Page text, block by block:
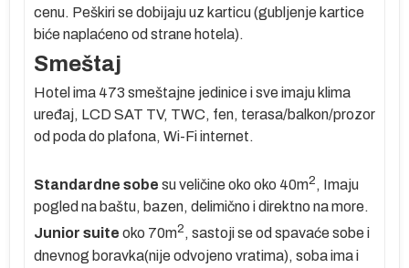
cenu. Peškiri se dobijaju uz karticu (gubljenje kartice
biće naplaćeno od strane hotela).
Smeštaj
Hotel ima 473 smeštajne jedinice i sve imaju klima
uređaj, LCD SAT TV, TWC, fen, terasa/balkon/prozor
od poda do plafona, Wi-Fi internet.
Standardne sobe su veličine oko oko 40m2, Imaju
pogled na baštu, bazen, delimično i direktno na more.
Junior suite oko 70m2, sastoji se od spavaće sobe i
dnevnog boravka(nije odvojeno vratima), soba ima i